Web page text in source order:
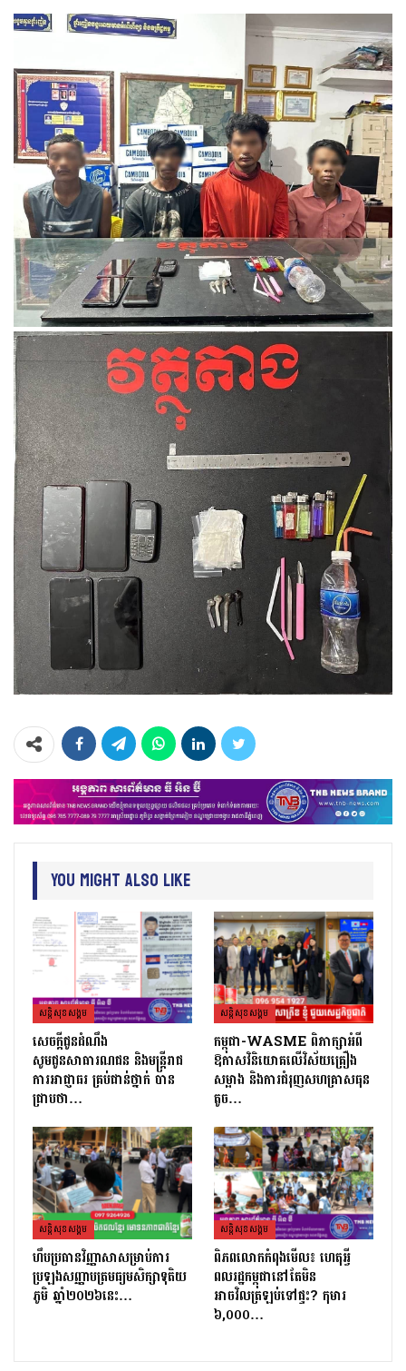
You Might Also Like
សន្តិសុខសង្គម
សេចក្ដីជូនដំណឹង
សូមជូនសាធារណជន និងមន្ត្រីរាជ
ការអាជ្ញាធរ គ្រប់ជាន់ថ្នាក់ បាន
ជ្រាបថា…
សន្តិសុខសង្គម
កម្ពុជា-WASME ពិភាក្សាអំពី
ឱកាសវិនិយោគលើវិស័យគ្រឿង
សម្អាង និងការជំរុញសហគ្រាសធុន
តូច…
សន្តិសុខសង្គម
ហឹបប្រធានវិញ្ញាសាសម្រាប់ការ
ប្រឡងសញ្ញាបត្រ​មធ្យមសិក្សាទុតិយ
ភូមិ ឆ្នាំ២០២៦នេះ…
សន្តិសុខសង្គម
ពិភពលោកកំពុងមើល៖ ហេតុអ្វី
ពលរដ្ឋកម្ពុជានៅតែមិន
អាចវិលត្រឡប់ទៅផ្ទះ? កុមារ
៦,០០០…